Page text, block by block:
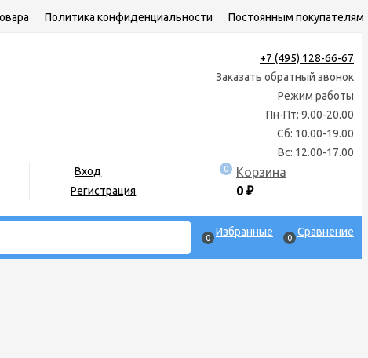
Политика конфиденциальности Постоянным покупателям
+7 (495) 128-66-67
Заказать обратный звонок
Режим работы
Пн-Пт: 9.00-20.00
Сб: 10.00-19.00
Вс: 12.00-17.00
Вход
Регистрация
0
Корзина
0 ₽
0 Избранные 0 Сравнение